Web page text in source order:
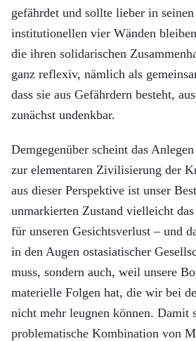
gefährdet und sollte lieber in
institutionellen vier Wänden
die ihren solidarischen
ganz reflexiv, nämlich als
dass sie aus Gefährdern besteht,
zunächst undenkbar.
Demgegenüber scheint das
zur elementaren Zivilisierung der
aus dieser Perspektive ist unser
unmarkierten Zustand vielleicht
für unseren Gesichtsverlust – und
in den Augen ostasiatischer
muss, sondern auch, weil unsere
materielle Folgen hat, die wir bei
nicht mehr leugnen können. Damit
problematische Kombination von